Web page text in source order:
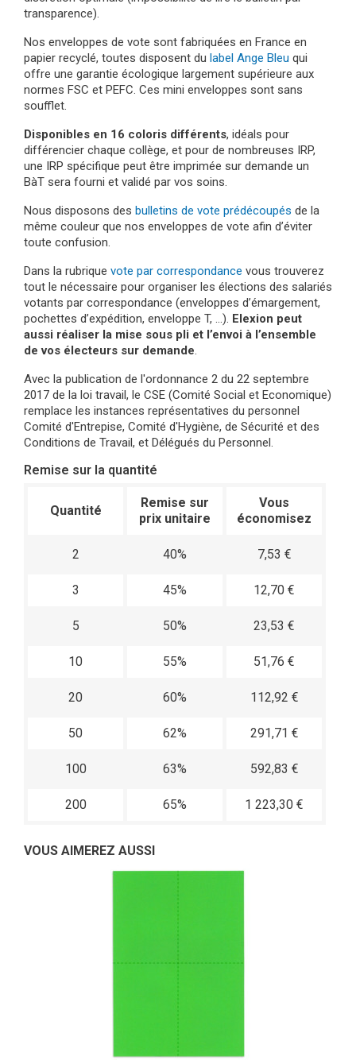
transparence).
Nos enveloppes de vote sont fabriquées en France en
papier recyclé, toutes disposent du label Ange Bleu qui
offre une garantie écologique largement supérieure aux
normes FSC et PEFC. Ces mini enveloppes sont sans
soufflet.
Disponibles en 16 coloris différents, idéals pour
différencier chaque collège, et pour de nombreuses IRP,
une IRP spécifique peut être imprimée sur demande un
BàT sera fourni et validé par vos soins.
Nous disposons des bulletins de vote prédécoupés de la
même couleur que nos enveloppes de vote afin d’éviter
toute confusion.
Dans la rubrique vote par correspondance vous trouverez
tout le nécessaire pour organiser les élections des salariés
votants par correspondance (enveloppes d’émargement,
pochettes d’expédition, enveloppe T, …). Elexion peut
aussi réaliser la mise sous pli et l’envoi à l’ensemble
de vos électeurs sur demande.
Avec la publication de l'ordonnance 2 du 22 septembre
2017 de la loi travail, le CSE (Comité Social et Economique)
remplace les instances représentatives du personnel
Comité d'Entrepise, Comité d'Hygiène, de Sécurité et des
Conditions de Travail, et Délégués du Personnel.
Remise sur la quantité
Quantité
Remise sur
prix unitaire
Vous
économisez
2 40% 7,53 €
3 45% 12,70 €
5 50% 23,53 €
10 55% 51,76 €
20 60% 112,92 €
50 62% 291,71 €
100 63% 592,83 €
200 65% 1 223,30 €
VOUS AIMEREZ AUSSI